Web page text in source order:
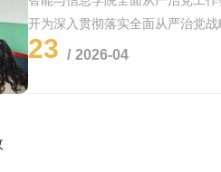
开为深入贯彻落实全面从严治党
建设和党员教师思想政治教育工
23 2026-04